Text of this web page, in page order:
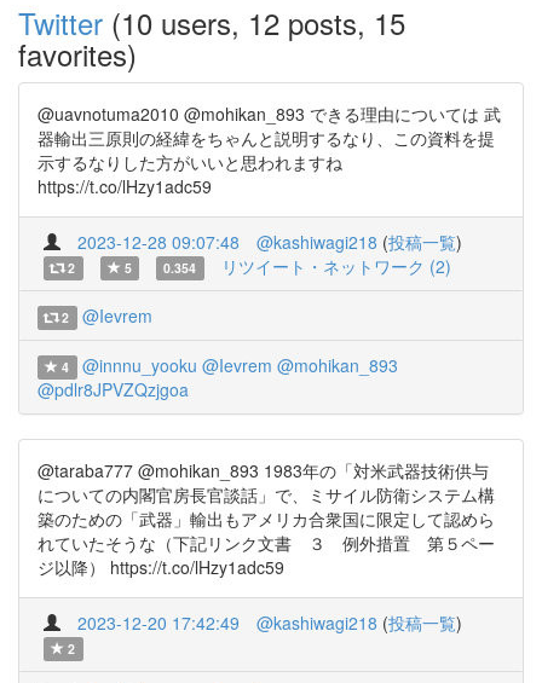
Twitter (10 users, 12 posts, 15
favorites)
@uavnotuma2010 @mohikan_893 できる理由については 武
器輸出三原則の経緯をちゃんと説明するなり、この資料を提
示するなりした方がいいと思われますね
https://t.co/lHzy1adc59
2023-12-28 09:07:48 @kashiwagi218 (投稿一覧)
2 5 0.354 リツイート・ネットワーク (2)
2 @Ievrem
4 @innnu_yooku @Ievrem @mohikan_893
@pdlr8JPVZQzjgoa
@taraba777 @mohikan_893 1983年の「対米武器技術供与
についての内閣官房長官談話」で、ミサイル防衛システム構
築のための「武器」輸出もアメリカ合衆国に限定して認めら
れていたそうな（下記リンク文書 ３ 例外措置 第５ペー
ジ以降） https://t.co/lHzy1adc59
2023-12-20 17:42:49 @kashiwagi218 (投稿一覧)
2